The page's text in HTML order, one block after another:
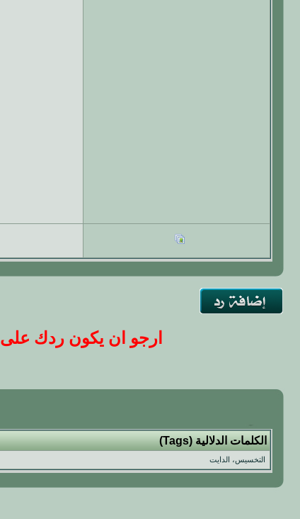
ارجو ان يكون ردك على
الكلمات الدلالية (Tags)
التخسيس، الدايت